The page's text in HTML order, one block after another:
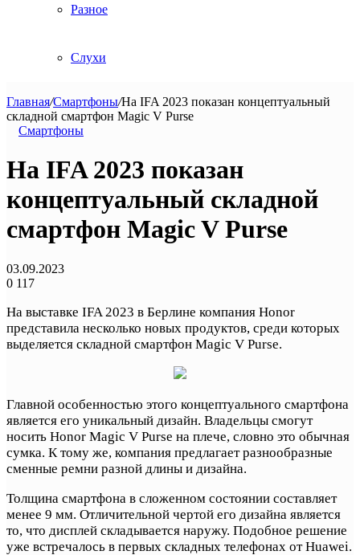
Разное
Слухи
Главная/Смартфоны/На IFA 2023 показан концептуальный
складной смартфон Magic V Purse
Смартфоны
На IFA 2023 показан
концептуальный складной
смартфон Magic V Purse
03.09.2023
0 117
На выставке IFA 2023 в Берлине компания Honor
представила несколько новых продуктов, среди которых
выделяется складной смартфон Magic V Purse.
Главной особенностью этого концептуального смартфона
является его уникальный дизайн. Владельцы смогут
носить Honor Magic V Purse на плече, словно это обычная
сумка. К тому же, компания предлагает разнообразные
сменные ремни разной длины и дизайна.
Толщина смартфона в сложенном состоянии составляет
менее 9 мм. Отличительной чертой его дизайна является
то, что дисплей складывается наружу. Подобное решение
уже встречалось в первых складных телефонах от Huawei.